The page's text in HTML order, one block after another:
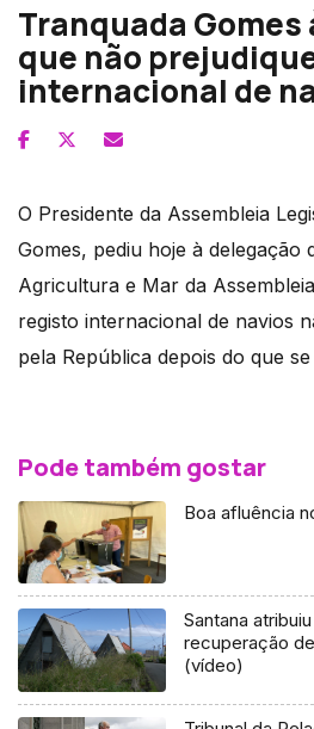
Tranquada Gomes
que não
internacional de
O Presidente da Assembleia
Gomes, pediu hoje à delegação
Agricultura e Mar da
registo internacional de navios
pela República depois do que
Pode também gostar
Boa afluência
Santana
recuperação
(vídeo)